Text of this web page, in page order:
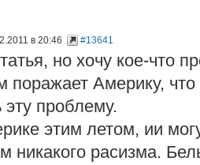
в 20:46 #13641
но хочу кое-что
поражает Америку,
проблему.
этим летом, ии
никакого расизма.